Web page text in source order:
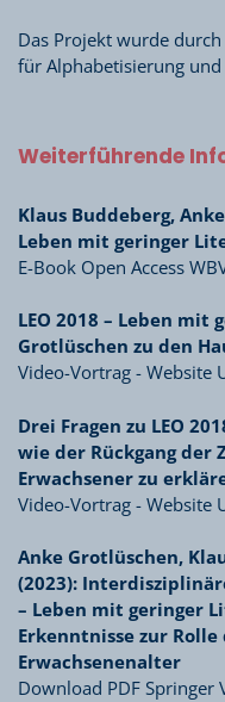
Das Projekt wurde
für Alphabetisierung
Weiterführende
Klaus Buddeberg,
Leben mit geringer
E-Book Open Access
LEO 2018 – Leben
Grotlüschen zu den
Video-Vortrag - Website
Drei Fragen zu LEO
wie der Rückgang
Erwachsener zu
Video-Vortrag - Website
Anke Grotlüschen,
(2023):
– Leben mit geringer
Erkenntnisse zur Rolle
Erwachsenenalter
Download PDF Springer